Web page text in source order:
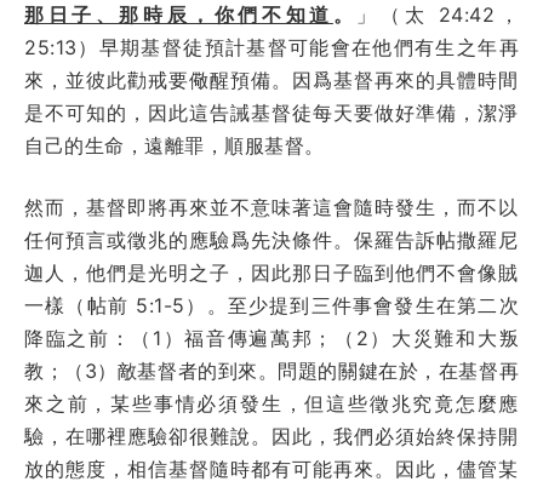
那日子、那時辰，你們不知道 。
」（太 24:42，
25:13）早期基督徒預計基督可能會在他們有生之年再
來，並彼此勸戒要儆醒預備。因爲基督再來的具體時間
是不可知的，因此這告誡基督徒每天要做好準備，潔淨
自己的生命，遠離罪，順服基督。
然而，基督即將再來並不意味著這會隨時發生，而不以
任何預言或徵兆的應驗爲先決條件。保羅告訴帖撒羅尼
迦人，他們是光明之子，因此那日子臨到他們不會像賊
一樣（帖前 5:1-5）。至少提到三件事會發生在第二次
降臨之前：（1）福音傳遍萬邦；（2）大災難和大叛
教；（3）敵基督者的到來。問題的關鍵在於，在基督再
來之前，某些事情必須發生，但這些徵兆究竟怎麼應
驗，在哪裡應驗卻很難說。因此，我們必須始終保持開
放的態度，相信基督隨時都有可能再來。因此，儘管某